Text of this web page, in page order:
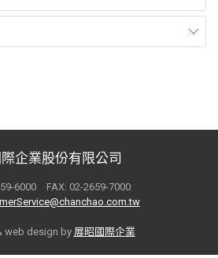
企業股份有限公司
6000 FAX: 02-2659-7000
web design by 展昭國際企業